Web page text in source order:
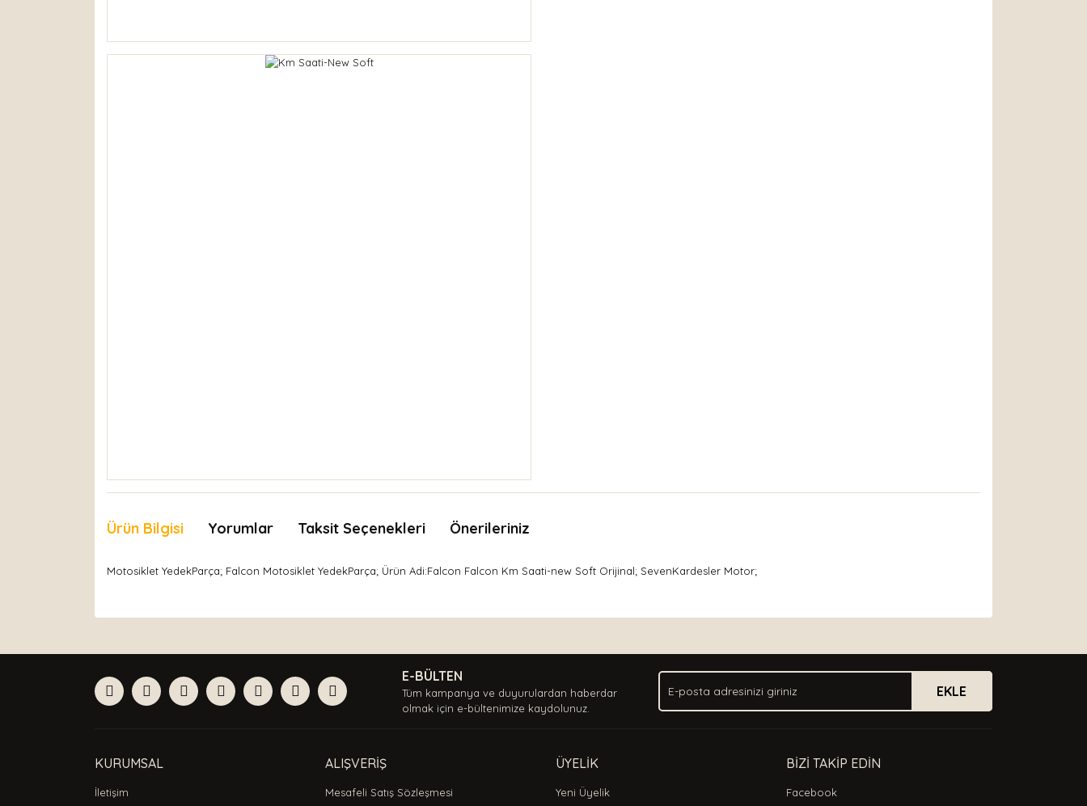
Ürün Bilgisi Yorumlar Taksit Seçenekleri Önerileriniz
Motosiklet YedekParça; Falcon Motosiklet YedekParça; Ürün Adi:Falcon Falcon Km Saati-new Soft Orijinal; SevenKardesler Motor;
Ürün açıklamasında eksik bilgiler bulunuyor.
Bu ürüne benzer farklı alternatifler olmalı.
E-BÜLTEN
Tüm kampanya ve duyurulardan haberdar
olmak için e-bültenimize kaydolunuz.
EKLE
KURUMSAL
İletişim
ALIŞVERİŞ
Mesafeli Satış Sözleşmesi
ÜYELİK
Yeni Üyelik
BİZİ TAKİP EDİN
Facebook